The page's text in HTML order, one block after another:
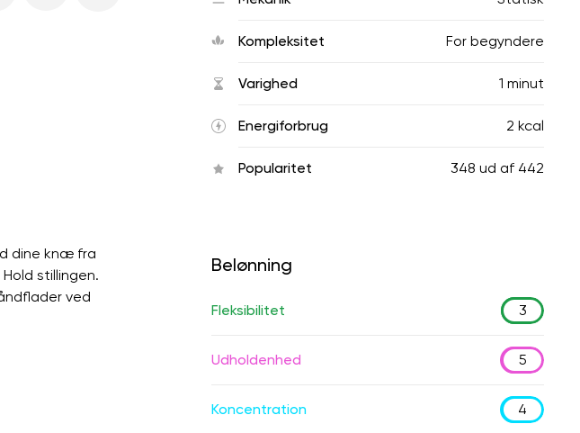
dine knæ fra
stillingen.
ved
Kompleksitet For begyndere
Varighed 1 minut
Energiforbrug 2 kcal
Popularitet 348 ud af 442
Belønning
Fleksibilitet 3
Udholdenhed 5
Koncentration 4